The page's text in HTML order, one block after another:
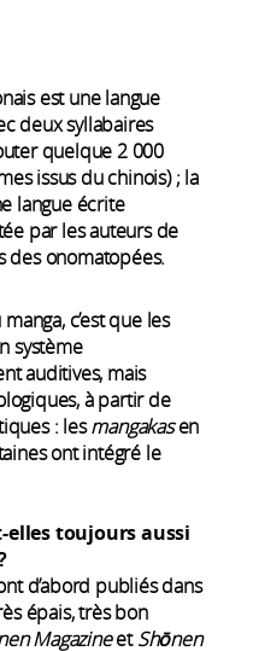
est une langue
deux syllabaires
quelque 2 000
issus du chinois) ; la
langue écrite
par les auteurs de
des onomatopées.
c’est que les
système
auditives, mais
à partir de
: lesmangakasen
ont intégré le
elles toujours aussi
d’abord publiés dans
épais, très bon
MagazineetShōnen